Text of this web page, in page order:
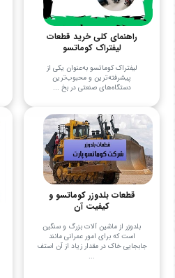
راهنمای کلی خرید قطعات
لیفتراک کوماتسو
لیفتراک کوماتسو به‌عنوان یکی از
پیشرفته‌ترین و محبوب‌ترین
دستگاه‌های صنعتی در بخ ...
قطعات بلدوزر کوماتسو و
کیفیت آن
بلدوزر از ماشین آلات بزرگ و سنگین
است که برای امور عمرانی مانند
جابجایی خاک در مقدار زیاد از آن استف
...